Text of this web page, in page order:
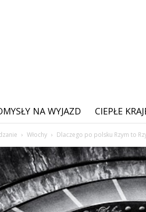
NA WYJAZD CIEPŁE
Włochy Dlaczego po polsku Rzym to